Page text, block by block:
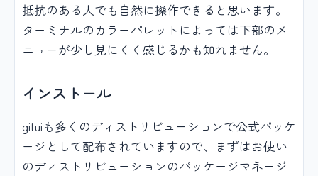
抵抗のある人でも自然に操作できると思います。
ターミナルのカラーパレットによっては下部のメ
ニューが少し見にくく感じるかも知れません。
インストール
gituiも多くのディストリビューションで公式パッケ
ージとして配布されていますので、まずはお使い
のディストリビューションのパッケージマネージ